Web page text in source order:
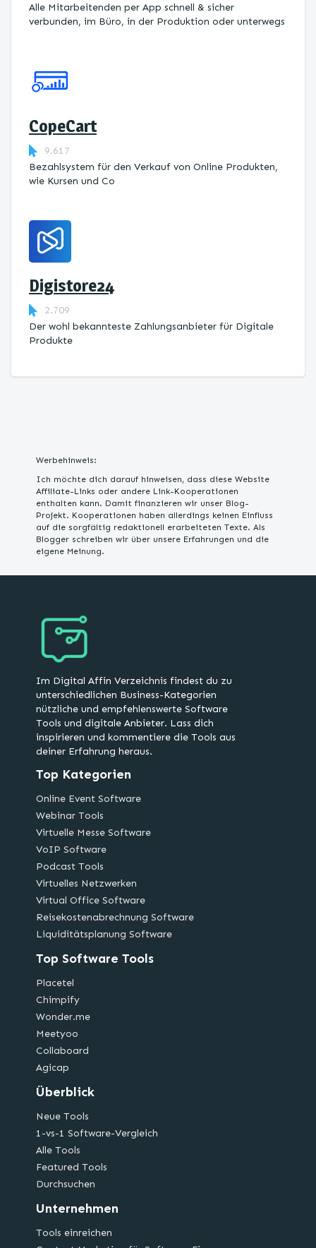
Alle Mitarbeitenden per App schnell & sicher
verbunden, im Büro, in der Produktion oder unterwegs
CopeCart
9.617
Bezahlsystem für den Verkauf von Online Produkten,
wie Kursen und Co
Digistore24
2.709
Der wohl bekannteste Zahlungsanbieter für Digitale
Produkte
Werbehinweis:
Ich möchte dich darauf hinweisen, dass diese Website
Affiliate-Links oder andere Link-Kooperationen
enthalten kann. Damit finanzieren wir unser Blog-
Projekt. Kooperationen haben allerdings keinen Einfluss
auf die sorgfältig redaktionell erarbeiteten Texte. Als
Blogger schreiben wir über unsere Erfahrungen und die
eigene Meinung.
Im Digital Affin Verzeichnis findest du zu
unterschiedlichen Business-Kategorien
nützliche und empfehlenswerte Software
Tools und digitale Anbieter. Lass dich
inspirieren und kommentiere die Tools aus
deiner Erfahrung heraus.
Top Kategorien
Online Event Software
Webinar Tools
Virtuelle Messe Software
VoIP Software
Podcast Tools
Virtuelles Netzwerken
Virtual Office Software
Reisekostenabrechnung Software
Liquiditätsplanung Software
Top Software Tools
Placetel
Chimpify
Wonder.me
Meetyoo
Collaboard
Agicap
Überblick
Neue Tools
1-vs-1 Software-Vergleich
Alle Tools
Featured Tools
Durchsuchen
Unternehmen
Tools einreichen